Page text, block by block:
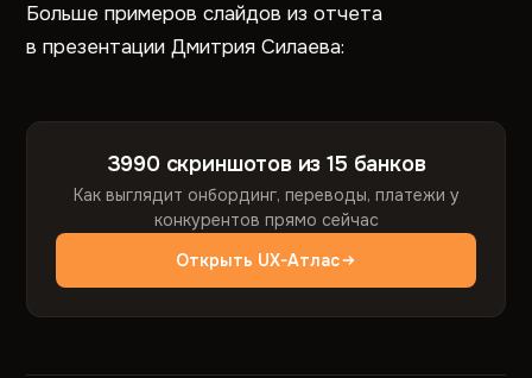
Больше примеров слайдов из отчета
в презентации Дмитрия Силаева:
3990 скриншотов из 15 банков
Как выглядит онбординг, переводы, платежи у
конкурентов прямо сейчас
Открыть UX-Атлас